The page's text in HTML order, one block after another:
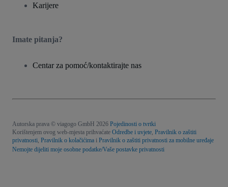
Karijere
Imate pitanja?
Centar za pomoć/kontaktirajte nas
Autorska prava © viagogo GmbH 2026 Pojedinosti o tvrtki
Korištenjem ovog web-mjesta prihvaćate Odredbe i uvjete, Pravilnik o zaštiti
privatnosti, Pravilnik o kolačićima i Pravilnik o zaštiti privatnosti za mobilne uređaje
Nemojte dijeliti moje osobne podatke/Vaše postavke privatnosti